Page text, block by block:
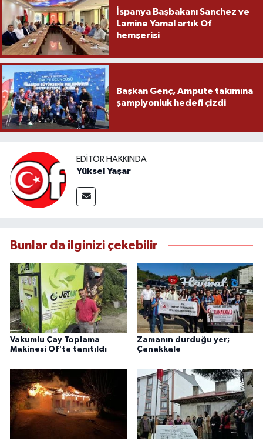
İspanya Başbakanı Sanchez ve
Lamine Yamal artık Of
hemşerisi
Başkan Genç, Ampute takımına
şampiyonluk hedefi çizdi
EDITÖR HAKKINDA
Yüksel Yaşar
Bunlar da ilginizi çekebilir
Vakumlu Çay Toplama
Makinesi Of'ta tanıtıldı
Zamanın durduğu yer;
Çanakkale